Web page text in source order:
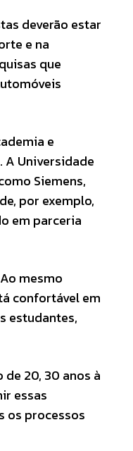
deverão estar
e na
que
e
A Universidade
Siemens,
por exemplo,
em parceria
mesmo
confortável em
estudantes,
20, 30 anos à
essas
os processos